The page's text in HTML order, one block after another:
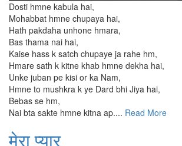
Dosti hmne kabula hai,
Mohabbat hmne chupaya hai,
Hath pakdaha unhone hmara,
Bas thama nai hai,
Kaise hass k satch chupaye ja rahe hm,
Hmare sath k kitne khab hmne dekha hai,
Unke juban pe kisi or ka Nam,
Hmne to mushkra k ye Dard bhi Jiya hai,
Bebas se hm,
Nai bta sakte hmne kitna ap.... Read More
मेरा प्यार